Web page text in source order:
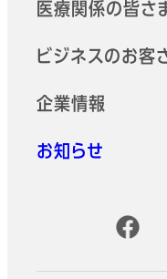
医療関係の皆さ
ビジネスのお客
企業情報
お知らせ
公式SNSアカウ